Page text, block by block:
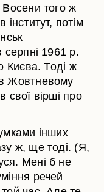
Восени того ж
потім
серпні 1961 р.
Києва. Тоді ж
Жовтневому
свої вірші про
інших
ж, ще тоді. (Я,
Мені б не
речей